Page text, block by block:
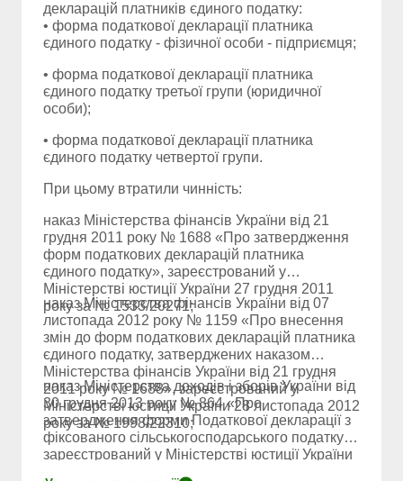
декларацій платників єдиного податку:
• форма податкової декларації платника
єдиного податку - фізичної особи - підприємця;
• форма податкової декларації платника
єдиного податку третьої групи (юридичної
особи);
• форма податкової декларації платника
єдиного податку четвертої групи.
При цьому втратили чинність:
наказ Міністерства фінансів України від 21
грудня 2011 року № 1688 «Про затвердження
форм податкових декларацій платника
єдиного податку», зареєстрований у
Міністерстві юстиції України 27 грудня 2011
року за № 1533/20271;
наказ Міністерства фінансів України від 07
листопада 2012 року № 1159 «Про внесення
змін до форм податкових декларацій платника
єдиного податку, затверджених наказом
Міністерства фінансів України від 21 грудня
2011 року № 1688», зареєстрований у
Міністерстві юстиції України 28 листопада 2012
року за № 1998/22310;
наказ Міністерства доходів і зборів України від
30 грудня 2013 року № 864 «Про
затвердження форми Податкової декларації з
фіксованого сільськогосподарського податку»,
зареєстрований у Міністерстві юстиції України